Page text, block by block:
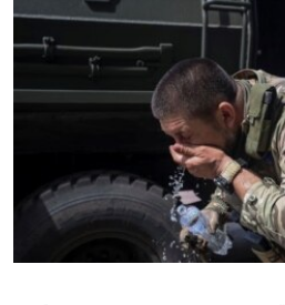
поиску
СЕВЕР.РЕАЛИИ
СИБИРЬ.РЕАЛИИ
РАСПИСАНИЕ ВЕЩАНИЯ
ПОДПИШИТЕСЬ НА РАССЫЛКУ
СОЦИАЛЬНЫЕ СЕТИ